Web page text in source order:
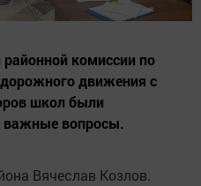
комиссии по
движения с
школ были
важные вопросы.
Вячеслав Козлов.